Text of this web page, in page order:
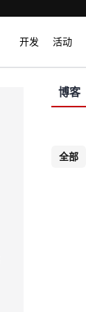
开发 活动
博客
全部